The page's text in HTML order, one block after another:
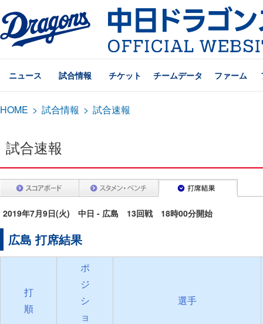
ニュース 試合情報 チケット チームデータ ファーム
HOME > 試合情報 > 試合速報
試合速報
2019年7月9日(火) 中日 - 広島 13回戦 18時00分開始
広島 打席結果
打
順
ポ
ジ
シ
ョ
選手